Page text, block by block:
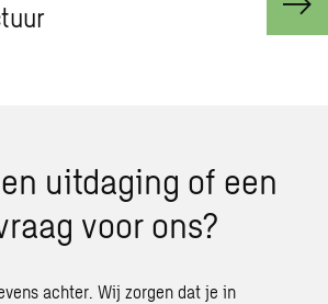
uit­da­ging of een
voor ons?
achter. Wij zorgen dat je in